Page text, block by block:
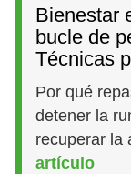
Bienestar
bucle de
Técnicas
Por qué
detener la
recuperar la
artículo